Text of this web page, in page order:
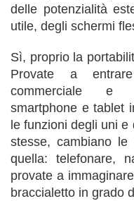
delle potenzialità
utile, degli schermi
Sì, proprio la
Provate a
commerciale e
smartphone e tablet
le funzioni degli uni
stesse, cambiano
quella: telefonare,
provate a
braccialetto in grado